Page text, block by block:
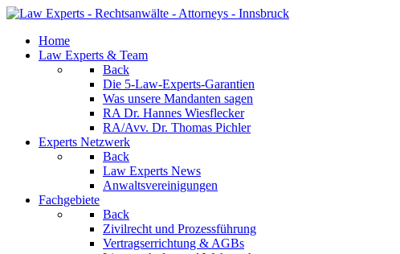
Home
Law Experts & Team
Back
Die 5-Law-Experts-Garantien
Was unsere Mandanten sagen
RA Dr. Hannes Wiesflecker
RA/Avv. Dr. Thomas Pichler
Experts Netzwerk
Back
Law Experts News
Anwaltsvereinigungen
Fachgebiete
Back
Zivilrecht und Prozessführung
Vertragserrichtung & AGBs